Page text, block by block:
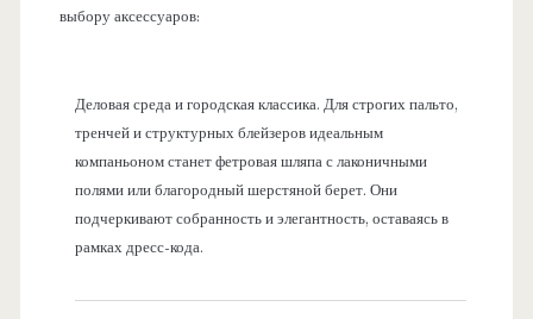
выбору аксессуаров:
Деловая среда и городская классика. Для строгих пальто,
тренчей и структурных блейзеров идеальным
компаньоном станет фетровая шляпа с лаконичными
полями или благородный шерстяной берет. Они
подчеркивают собранность и элегантность, оставаясь в
рамках дресс-кода.